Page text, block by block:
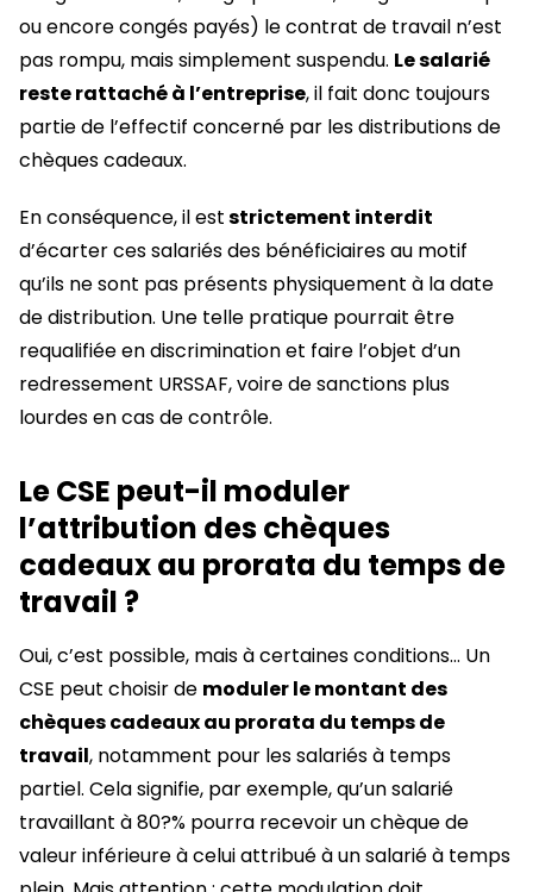
ou encore congés payés) le contrat de travail n’est
pas rompu, mais simplement suspendu. Le salarié
reste rattaché à l’entreprise, il fait donc toujours
partie de l’effectif concerné par les distributions de
chèques cadeaux.
En conséquence, il eststrictement interdit
d’écarter ces salariés des bénéficiaires au motif
qu’ils ne sont pas présents physiquement à la date
de distribution. Une telle pratique pourrait être
requalifiée en discrimination et faire l’objet d’un
redressement URSSAF, voire de sanctions plus
lourdes en cas de contrôle.
Le CSE peut-il moduler
l’attribution des chèques
cadeaux au prorata du temps de
travail ?
Oui, c’est possible, mais à certaines conditions… Un
CSE peut choisir de moduler le montant des
chèques cadeaux au prorata du temps de
travail, notamment pour les salariés à temps
partiel. Cela signifie, par exemple, qu’un salarié
travaillant à 80?% pourra recevoir un chèque de
valeur inférieure à celui attribué à un salarié à temps